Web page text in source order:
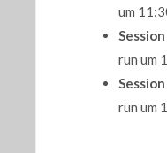
um
run um
run um